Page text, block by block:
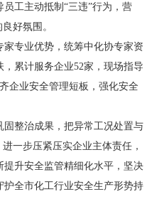
工主动抵制“三违”行为，营
好氛围。
专业优势，统筹中化协专家资
累计服务企业52家，现场指导
企业安全管理短板，强化安全
整治成果，把异常工况处置与
一步压紧压实企业主体责任，
升安全监管精细化水平，坚决
全市化工行业安全生产形势持